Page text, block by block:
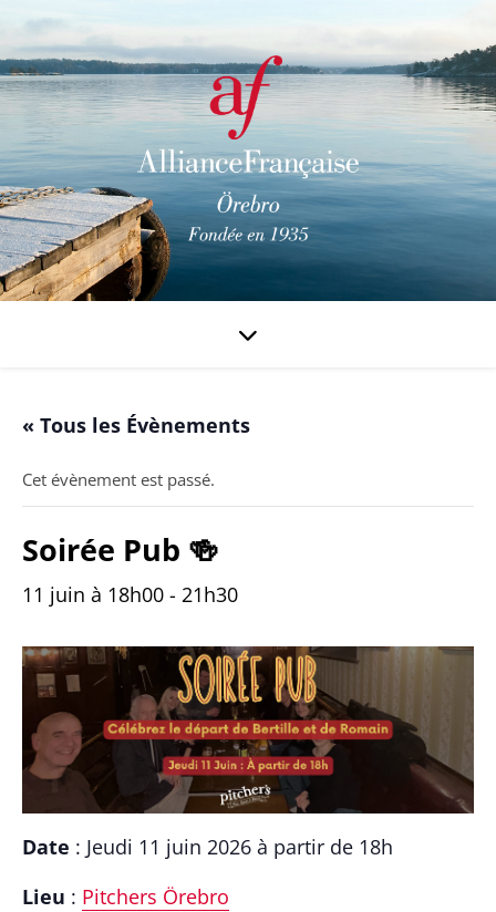
« Tous les Évènements
Cet évènement est passé.
Soirée Pub 🍻
11 juin à 18h00 - 21h30
Date : Jeudi 11 juin 2026 à partir de 18h
Lieu : Pitchers Örebro